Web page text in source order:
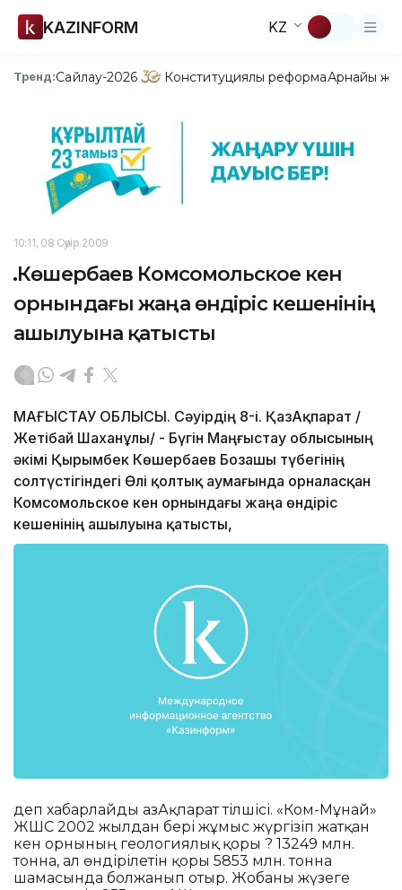
KAZINFORM KZ
Тренд:Сайлау-2026 Конституциялық реформаАрнайы
10:11, 08 Сәуір 2009
Қ.Көшербаев Комсомольское кен
орнындағы жаңа өндіріс кешенінің
ашылуына қатысты
МАҢҒЫСТАУ ОБЛЫСЫ. Сәуірдің 8-і. ҚазАқпарат /
Жетібай Шаханұлы/ - Бүгін Маңғыстау облысының
әкімі Қырымбек Көшербаев Бозашы түбегінің
солтүстігіндегі Өлі қолтық аумағында орналасқан
Комсомольское кен орнындағы жаңа өндіріс
кешенінің ашылуына қатысты,
деп хабарлайды ҚазАқпарат тілшісі. «Ком-Мұнай»
ЖШС 2002 жылдан бері жұмыс жүргізіп жатқан
кен орнының геологиялық қоры ? 13249 млн.
тонна, ал өндірілетін қоры 5853 млн. тонна
шамасында болжанып отыр. Жобаны жүзеге